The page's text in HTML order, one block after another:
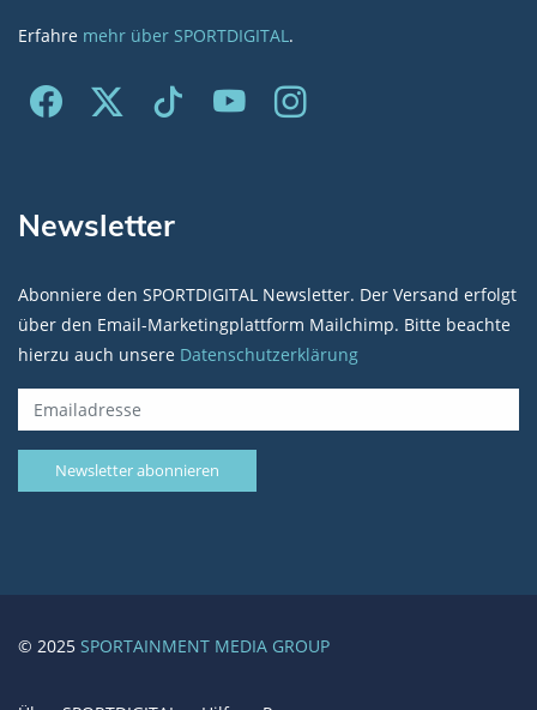
Erfahre mehr über SPORTDIGITAL.
Newsletter
Abonniere den SPORTDIGITAL Newsletter. Der Versand erfolgt
über den Email-Marketingplattform Mailchimp. Bitte beachte
hierzu auch unsere Datenschutzerklärung
© 2025 SPORTAINMENT MEDIA GROUP